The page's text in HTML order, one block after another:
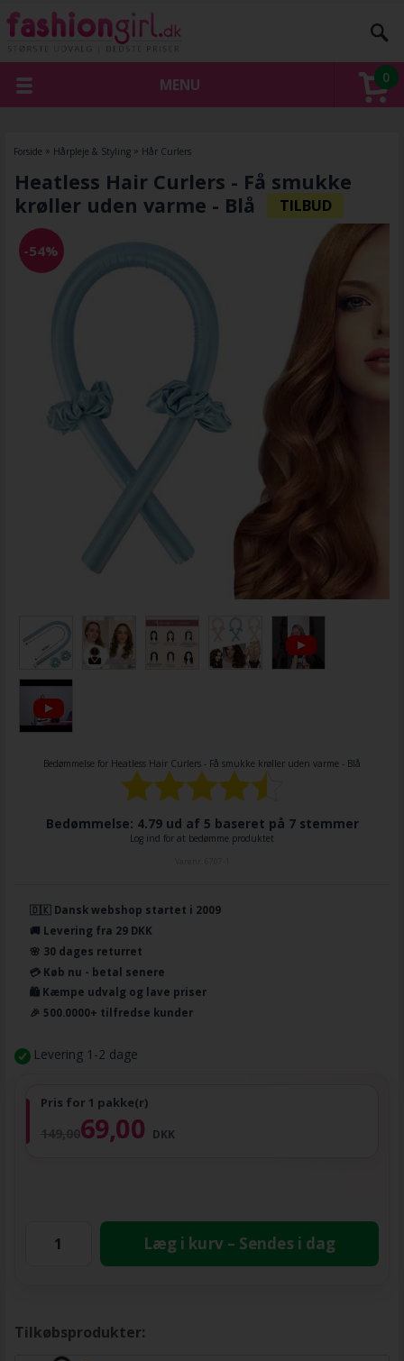
0
MENU
Forside » Hårpleje & Styling» Hår Curlers
Heatless Hair Curlers - Få smukke
krøller uden varme - Blå
-54%
Bedømmelse for Heatless Hair Curlers - Få smukke krøller uden varme - Blå
Bedømmelse: 4.79 ud af 5 baseret på 7stemmer
Log ind for at bedømme produktet
🇩🇰 Dansk webshop startet i 2009
🚚 Levering fra 29 DKK
🌸 30 dages returret
💳 Køb nu - betal senere
🛍️ Kæmpe udvalg og lave priser
🎉 500.0000+ tilfredse kunder
Levering 1-2 dage
Pris for 1 pakke(r)
69,00 DKK
Læg i kurv – Sendes i dag
Tilkøbsprodukter: